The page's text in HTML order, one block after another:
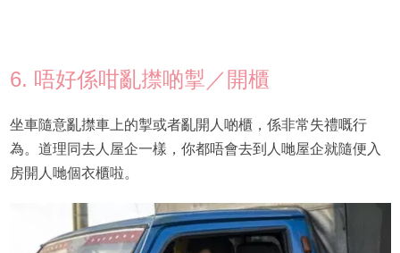
6. 唔好係咁亂㩒啲掣／開櫃
坐車隨意亂㩒車上的掣或者亂開人啲櫃，係非常失禮嘅行
為。道理同去人屋企一樣，你都唔會去到人哋屋企就隨便入
房開人哋個衣櫃啦。